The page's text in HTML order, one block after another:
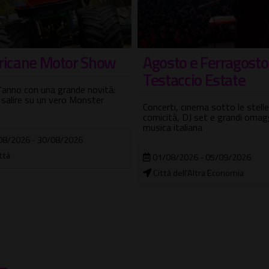
e Ferragosto a
cinema sotto le stelle,
DJ set e grandi omaggi alla
2026 - 05/09/2026
Artisti a Villa
#3
Ciclo di incontri su Arte e
Museo Carlo Bilotti - Aranciera
Borghese